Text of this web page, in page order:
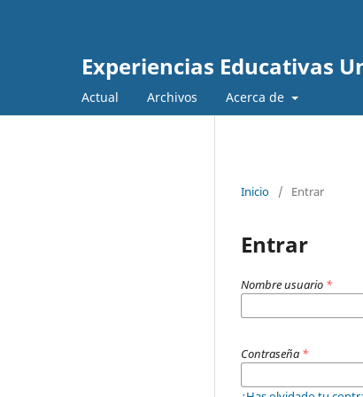
Experiencias Educativas
Actual Archivos Acerca de
Inicio / Entrar
Entrar
Nombre usuario *
Contraseña *